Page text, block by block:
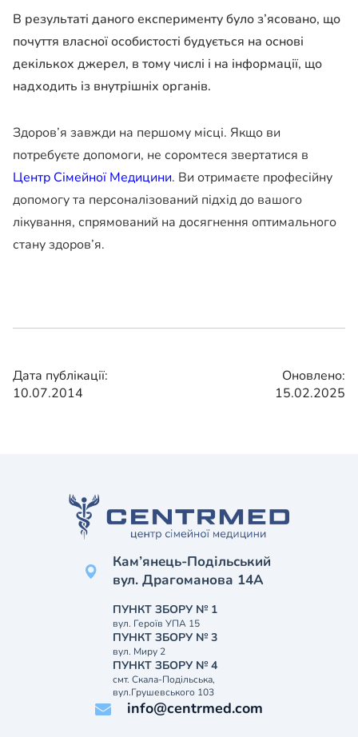
В результаті даного експерименту було з’ясовано, що
почуття власної особистості будується на основі
декількох джерел, в тому числі і на інформації, що
надходить із внутрішніх органів.
Здоров’я завжди на першому місці. Якщо ви
потребуєте допомоги, не соромтеся звертатися в
Центр Сімейної Медицини. Ви отримаєте професійну
допомогу та персоналізований підхід до вашого
лікування, спрямований на досягнення оптимального
стану здоров’я.
Дата публікації:
10.07.2014
Оновлено:
15.02.2025
Кам’янець-Подільський
вул. Драгоманова 14А
ПУНКТ ЗБОРУ № 1
вул. Героїв УПА 15
ПУНКТ ЗБОРУ № 3
вул. Миру 2
ПУНКТ ЗБОРУ № 4
смт. Скала-Подільська,
вул.Грушевського 103
info@centrmed.com